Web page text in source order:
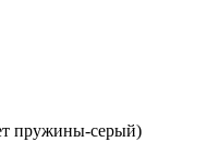
пружины-серый)